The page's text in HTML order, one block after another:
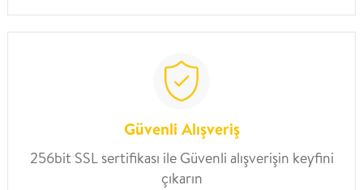
Güvenli Alışveriş
256bit SSL sertifikası ile Güvenli alışverişin keyfini
çıkarın